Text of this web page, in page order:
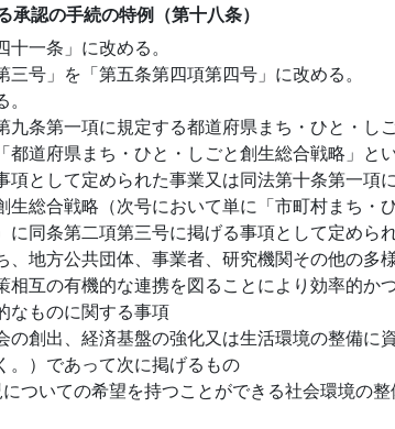
承認の手続の特例（第十八条）
一条」に改める。
号」を「第五条第四項第四号」に改める。
九条第一項に規定する都道府県まち・ひと・し
道府県まち・ひと・しごと創生総合戦略」とい
項として定められた事業又は同法第十条第一項
生総合戦略（次号において単に「市町村まち・
に同条第二項第三号に掲げる事項として定めら
、地方公共団体、事業者、研究機関その他の多
相互の有機的な連携を図ることにより効率的か
なものに関する事項
の創出、経済基盤の強化又は生活環境の整備に
。）であって次に掲げるもの
ついての希望を持つことができる社会環境の